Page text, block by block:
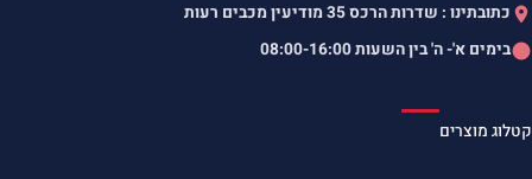
כתובתינו : שדרות הרכס 35 מודיעין מכבים רעות
בימים א'- ה' בין השעות08:00-16:00
קטלוג מוצרים